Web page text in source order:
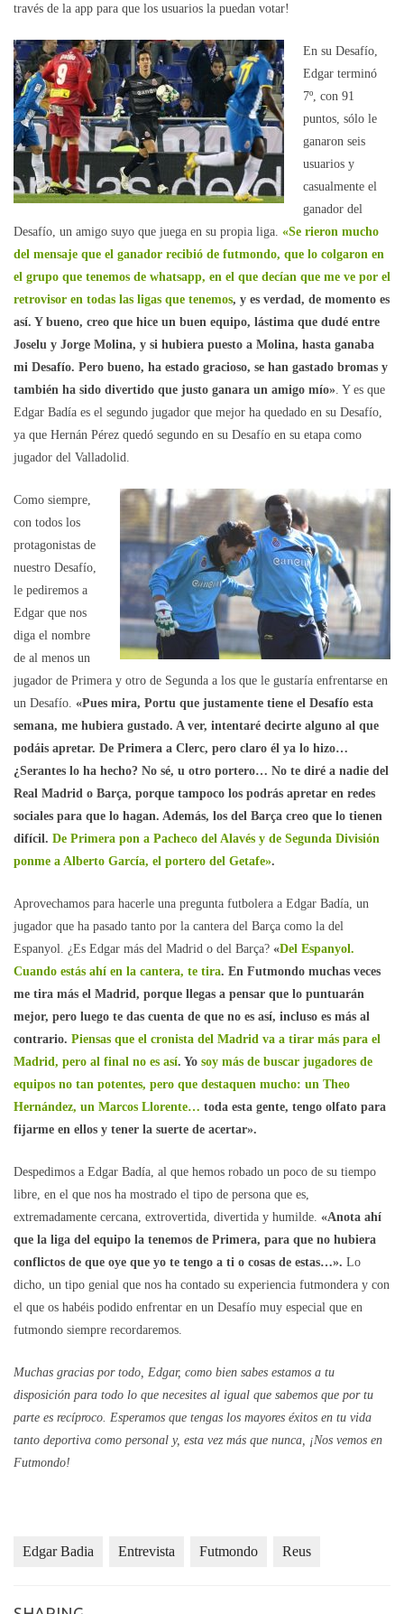
través de la app para que los usuarios la puedan votar!
En su Desafío,
Edgar terminó
7º, con 91
puntos, sólo le
ganaron seis
usuarios y
casualmente el
ganador del
Desafío, un amigo suyo que juega en su propia liga. «Se rieron mucho
del mensaje que el ganador recibió de futmondo, que lo colgaron en
el grupo que tenemos de whatsapp, en el que decían que me ve por el
retrovisor en todas las ligas que tenemos, y es verdad, de momento es
así. Y bueno, creo que hice un buen equipo, lástima que dudé entre
Joselu y Jorge Molina, y si hubiera puesto a Molina, hasta ganaba
mi Desafío. Pero bueno, ha estado gracioso, se han gastado bromas y
también ha sido divertido que justo ganara un amigo mío» . Y es que
Edgar Badía es el segundo jugador que mejor ha quedado en su Desafío,
ya que Hernán Pérez quedó segundo en su Desafío en su etapa como
jugador del Valladolid.
Como siempre,
con todos los
protagonistas de
nuestro Desafío,
le pediremos a
Edgar que nos
diga el nombre
de al menos un
jugador de Primera y otro de Segunda a los que le gustaría enfrentarse en
un Desafío. «Pues mira, Portu que justamente tiene el Desafío esta
semana, me hubiera gustado. A ver, intentaré decirte alguno al que
podáis apretar. De Primera a Clerc, pero claro él ya lo hizo…
¿Serantes lo ha hecho? No sé, u otro portero… No te diré a nadie del
Real Madrid o Barça, porque tampoco los podrás apretar en redes
sociales para que lo hagan. Además, los del Barça creo que lo tienen
difícil. De Primera pon a Pacheco del Alavés y de Segunda División
ponme a Alberto García, el portero del Getafe».
Aprovechamos para hacerle una pregunta futbolera a Edgar Badía, un
jugador que ha pasado tanto por la cantera del Barça como la del
Espanyol. ¿Es Edgar más del Madrid o del Barça? «Del Espanyol.
Cuando estás ahí en la cantera, te tira. En Futmondo muchas veces
me tira más el Madrid, porque llegas a pensar que lo puntuarán
mejor, pero luego te das cuenta de que no es así, incluso es más al
contrario. Piensas que el cronista del Madrid va a tirar más para el
Madrid, pero al final no es así. Yo soy más de buscar jugadores de
equipos no tan potentes, pero que destaquen mucho: un Theo
Hernández, un Marcos Llorente… toda esta gente, tengo olfato para
fijarme en ellos y tener la suerte de acertar».
Despedimos a Edgar Badía, al que hemos robado un poco de su tiempo
libre, en el que nos ha mostrado el tipo de persona que es,
extremadamente cercana, extrovertida, divertida y humilde. «Anota ahí
que la liga del equipo la tenemos de Primera, para que no hubiera
conflictos de que oye que yo te tengo a ti o cosas de estas…». Lo
dicho, un tipo genial que nos ha contado su experiencia futmondera y con
el que os habéis podido enfrentar en un Desafío muy especial que en
futmondo siempre recordaremos.
Muchas gracias por todo, Edgar, como bien sabes estamos a tu
disposición para todo lo que necesites al igual que sabemos que por tu
parte es recíproco. Esperamos que tengas los mayores éxitos en tu vida
tanto deportiva como personal y, esta vez más que nunca, ¡Nos vemos en
Futmondo!
Edgar Badia Entrevista Futmondo Reus